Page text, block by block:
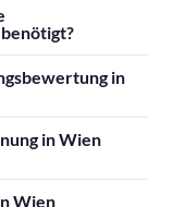
in
in Wien
Wien